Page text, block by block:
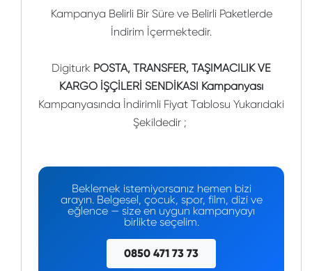
Kampanya Belirli Bir Süre ve Belirli Paketlerde
İndirim İçermektedir.
Digiturk POSTA, TRANSFER, TAŞIMACILIK VE
KARGO İŞÇİLERİ SENDİKASI Kampanyası
Kampanyasında İndirimli Fiyat Tablosu Yukarıdaki
Şekildedir ;
Beklemek istemiyorsanız hemen bizi
arayın. Belgesel, çocuk, spor, film, dizi ve
eğlence — size en uygun kampanyayı
birlikte seçelim.
0850 471 73 73